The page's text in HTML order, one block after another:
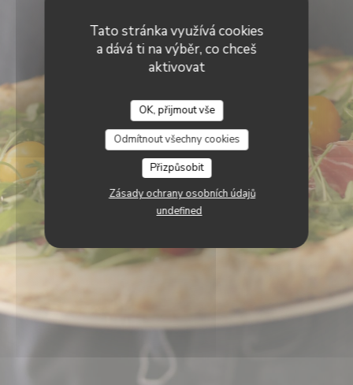
Tato stránka využívá cookies
a dává ti na výběr, co chceš
aktivovat
OK, přijmout vše
Odmítnout všechny cookies
Přizpůsobit
Zásady ochrany osobních údajů
undefined
Azzurro